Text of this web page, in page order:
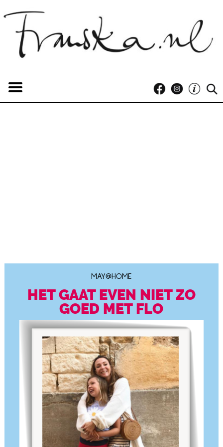
MAY@HOME
HET GAAT EVEN NIET ZO
GOED MET FLO